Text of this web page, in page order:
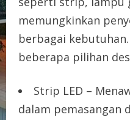
memungkinkan
berbagai
beberapa pilihan
Strip LED –
dalam pemasangan